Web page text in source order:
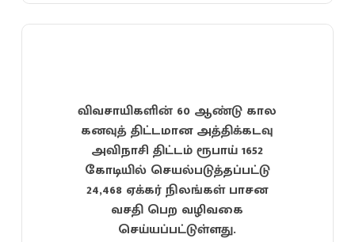
விவசாயிகளின் 60 ஆண்டு கால
கனவுத் திட்டமான அத்திக்கடவு
அவிநாசி திட்டம் ரூபாய் 1652
கோடியில் செயல்படுத்தப்பட்டு
24,468 ஏக்கர் நிலங்கள் பாசன
வசதி பெற வழிவகை
செய்யப்பட்டுள்ளது.